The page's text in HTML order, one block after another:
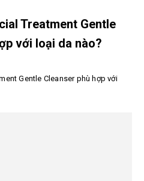
Treatment Gentle
với loại da nào?
Gentle Cleanser phù hợp với